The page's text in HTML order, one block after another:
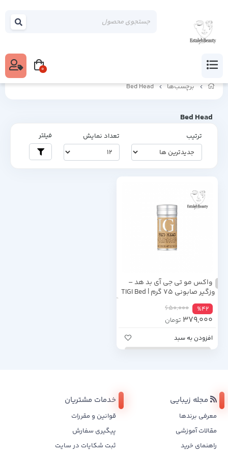
برچسب‌ها Bed Head
Bed Head
ترتیب تعداد نمایش فیلتر
واکس مو تی جی آی بد هد –
وزگیر صابونی ۷۵ گرم | TIGI Bed
Head Wax Stick – 75g
%42
650,000
379,000 تومان
افزودن به سبد
مجله زیبایی
معرفی برندها
مقالات آموزشی
راهنمای خرید
خدمات مشتریان
قوانین و مقررات
پیگیری سفارش
ثبت شکایات در سایت
0